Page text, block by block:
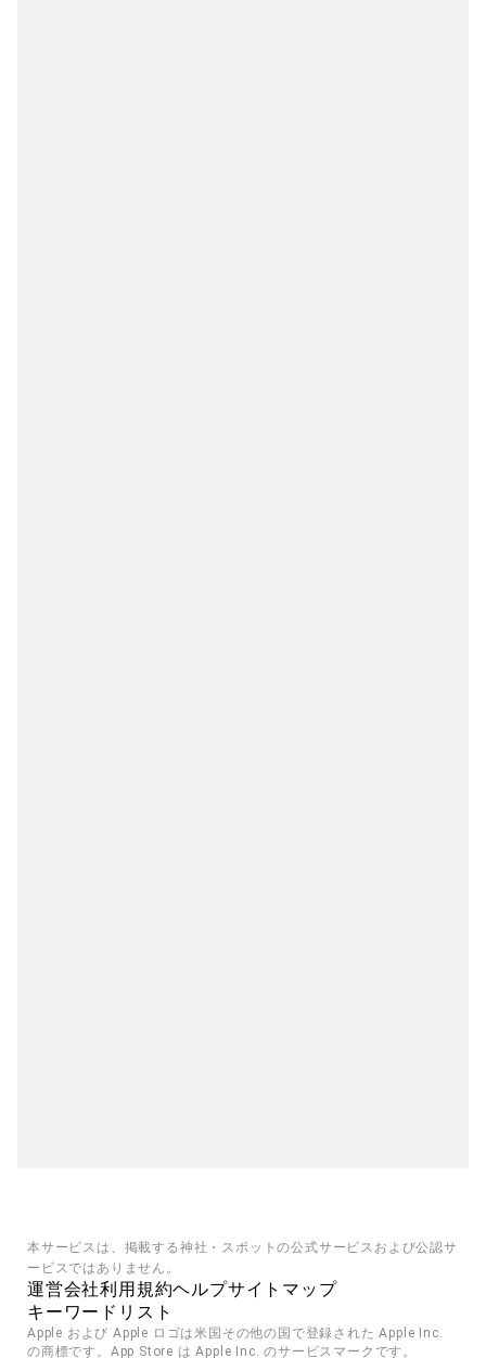
本サービスは、掲載する神社・スポットの公式サービスおよび公認サ
ービスではありません。
運営会社利用規約ヘルプサイトマップ
キーワードリスト
Apple および Apple ロゴは米国その他の国で登録された Apple Inc.
の商標です。App Store は Apple Inc. のサービスマークです。